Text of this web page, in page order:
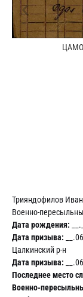
ЦАМО
Трияндофилов
Военно-
Дата рождения:
Дата призыва:
Цалкинский р-н
Дата призыва:
Последнее место
Военно-